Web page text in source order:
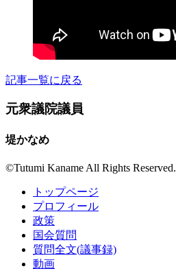
記事一覧に戻る
元衆議院議員
堤かなめ
©︎Tutumi Kaname All Rights Reserved.
トップページ
プロフィール
政策
国会質問
質問全文(議事録)
動画